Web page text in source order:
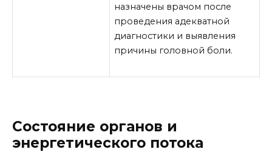
назначены врачом после
проведения адекватной
диагностики и выявления
причины головной боли.
Состояние органов и
энергетического потока